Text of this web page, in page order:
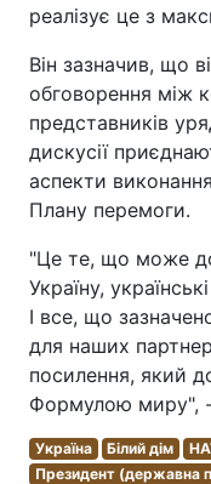
реалізує це з
Він зазначив, що
обговорення між
представників
дискусії
аспекти
Плану перемоги.
"Це те, що може
Україну,
І все, що
для наших
посилення, який
Формулою миру", -
Україна Білий дім
Президент (державна